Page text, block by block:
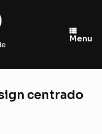
Menu
centrado